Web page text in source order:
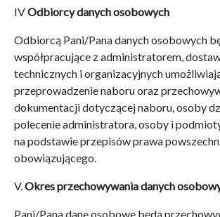
IVOdbiorcy danych osobowych
Odbiorcą Pani/Pana danych osobowych
współpracujące z administratorem,
technicznych i organizacyjnych
przeprowadzenie naboru oraz
dokumentacji dotyczącej naboru, osoby
polecenie administratora, osoby i
na podstawie przepisów prawa
obowiązującego.
V.Okres przechowywania danych
Pani/Pana dane osobowe będą